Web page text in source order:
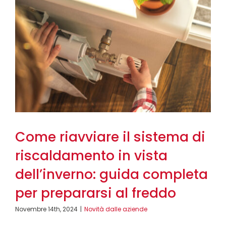
Come riavviare il sistema di
riscaldamento in vista
dell’inverno: guida completa
per prepararsi al freddo
Novembre 14th, 2024 | Novità dalle aziende